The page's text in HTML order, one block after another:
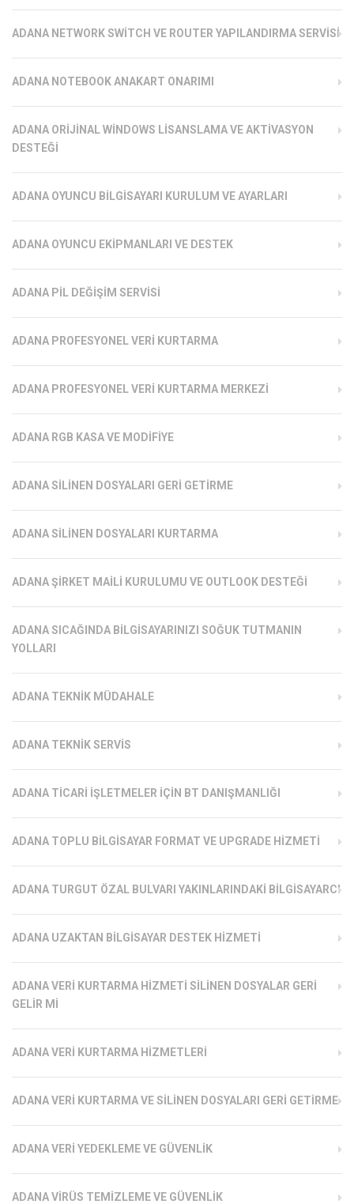
ADANA NETWORK SWITCH VE ROUTER YAPILANDIRMA SERVISI
ADANA NOTEBOOK ANAKART ONARIMI
ADANA ORIJINAL WINDOWS LISANSLAMA VE AKTIVASYON
DESTEĞI
ADANA OYUNCU BILGISAYARI KURULUM VE AYARLARI
ADANA OYUNCU EKIPMANLARI VE DESTEK
ADANA PIL DEĞIŞIM SERVISI
ADANA PROFESYONEL VERI KURTARMA
ADANA PROFESYONEL VERI KURTARMA MERKEZI
ADANA RGB KASA VE MODIFIYE
ADANA SILINEN DOSYALARI GERI GETIRME
ADANA SILINEN DOSYALARI KURTARMA
ADANA ŞIRKET MAILI KURULUMU VE OUTLOOK DESTEĞI
ADANA SICAĞINDA BILGISAYARINIZI SOĞUK TUTMANIN
YOLLARI
ADANA TEKNIK MÜDAHALE
ADANA TEKNIK SERVIS
ADANA TICARI İŞLETMELER İÇIN BT DANIŞMANLIĞI
ADANA TOPLU BILGISAYAR FORMAT VE UPGRADE HIZMETI
ADANA TURGUT ÖZAL BULVARI YAKINLARINDAKI BILGISAYARCI
ADANA UZAKTAN BILGISAYAR DESTEK HIZMETI
ADANA VERI KURTARMA HIZMETI SILINEN DOSYALAR GERI
GELIR MI
ADANA VERI KURTARMA HIZMETLERI
ADANA VERI KURTARMA VE SILINEN DOSYALARI GERI GETIRME
ADANA VERI YEDEKLEME VE GÜVENLIK
ADANA VIRÜS TEMIZLEME VE GÜVENLIK